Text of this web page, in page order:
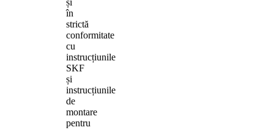
în
strictă
conformitate
cu
instrucțiunile
SKF
și
instrucțiunile
de
montare
pentru